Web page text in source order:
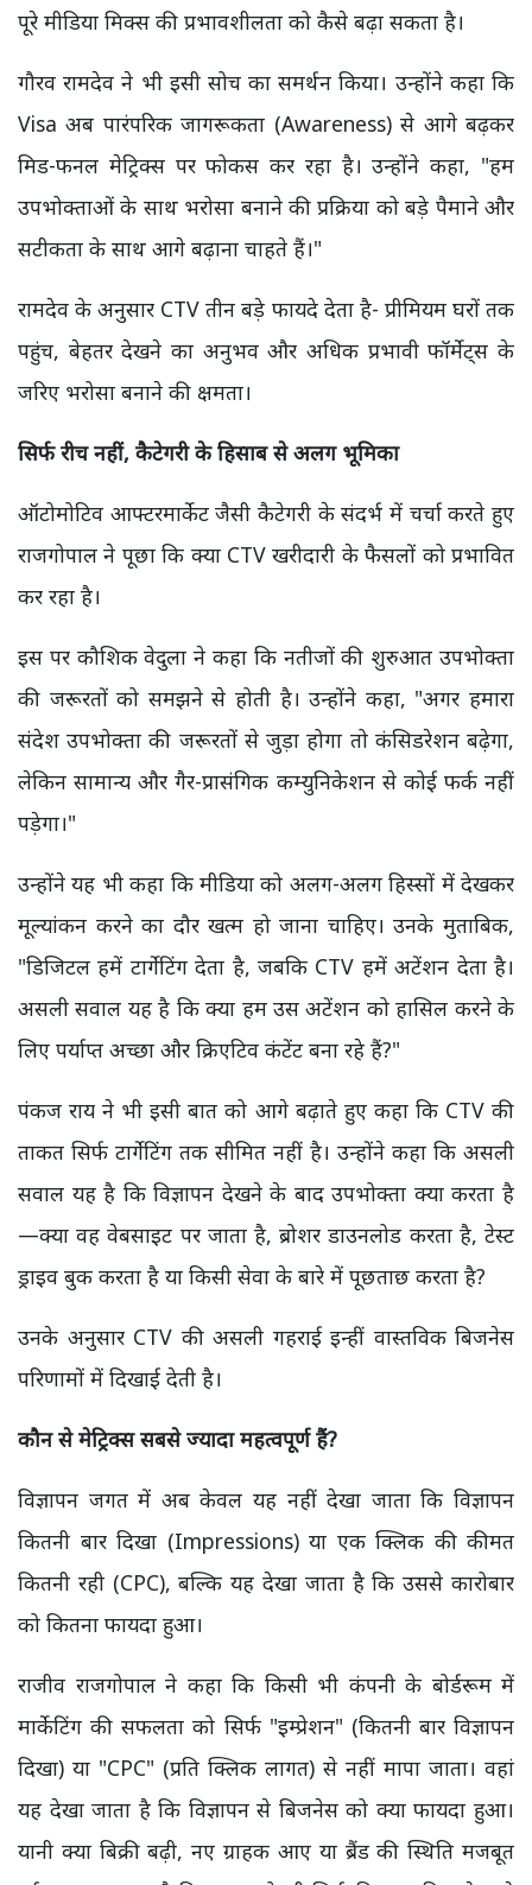
पूरे मीडिया मिक्स की प्रभावशीलता को कैसे बढ़ा सकता है।
गौरव रामदेव ने भी इसी सोच का समर्थन किया। उन्होंने कहा कि
Visa अब पारंपरिक जागरूकता (Awareness) से आगे बढ़कर
मिड-फनल मेट्रिक्स पर फोकस कर रहा है। उन्होंने कहा, "हम
उपभोक्ताओं के साथ भरोसा बनाने की प्रक्रिया को बड़े पैमाने और
सटीकता के साथ आगे बढ़ाना चाहते हैं।"
रामदेव के अनुसार CTV तीन बड़े फायदे देता है- प्रीमियम घरों तक
पहुंच, बेहतर देखने का अनुभव और अधिक प्रभावी फॉर्मेट्स के
जरिए भरोसा बनाने की क्षमता।
सिर्फ रीच नहीं, कैटेगरी के हिसाब से अलग भूमिका
ऑटोमोटिव आफ्टरमार्केट जैसी कैटेगरी के संदर्भ में चर्चा करते हुए
राजगोपाल ने पूछा कि क्या CTV खरीदारी के फैसलों को प्रभावित
कर रहा है।
इस पर कौशिक वेदुला ने कहा कि नतीजों की शुरुआत उपभोक्ता
की जरूरतों को समझने से होती है। उन्होंने कहा, "अगर हमारा
संदेश उपभोक्ता की जरूरतों से जुड़ा होगा तो कंसिडरेशन बढ़ेगा,
लेकिन सामान्य और गैर-प्रासंगिक कम्युनिकेशन से कोई फर्क नहीं
पड़ेगा।"
उन्होंने यह भी कहा कि मीडिया को अलग-अलग हिस्सों में देखकर
मूल्यांकन करने का दौर खत्म हो जाना चाहिए। उनके मुताबिक,
"डिजिटल हमें टार्गेटिंग देता है, जबकि CTV हमें अटेंशन देता है।
असली सवाल यह है कि क्या हम उस अटेंशन को हासिल करने के
लिए पर्याप्त अच्छा और क्रिएटिव कंटेंट बना रहे हैं?"
पंकज राय ने भी इसी बात को आगे बढ़ाते हुए कहा कि CTV की
ताकत सिर्फ टार्गेटिंग तक सीमित नहीं है। उन्होंने कहा कि असली
सवाल यह है कि विज्ञापन देखने के बाद उपभोक्ता क्या करता है
—क्या वह वेबसाइट पर जाता है, ब्रोशर डाउनलोड करता है, टेस्ट
ड्राइव बुक करता है या किसी सेवा के बारे में पूछताछ करता है?
उनके अनुसार CTV की असली गहराई इन्हीं वास्तविक बिजनेस
परिणामों में दिखाई देती है।
कौन से मेट्रिक्स सबसे ज्यादा महत्वपूर्ण हैं?
विज्ञापन जगत में अब केवल यह नहीं देखा जाता कि विज्ञापन
कितनी बार दिखा (Impressions) या एक क्लिक की कीमत
कितनी रही (CPC), बल्कि यह देखा जाता है कि उससे कारोबार
को कितना फायदा हुआ।
राजीव राजगोपाल ने कहा कि किसी भी कंपनी के बोर्डरूम में
मार्केटिंग की सफलता को सिर्फ "इम्प्रेशन" (कितनी बार विज्ञापन
दिखा) या "CPC" (प्रति क्लिक लागत) से नहीं मापा जाता। वहां
यह देखा जाता है कि विज्ञापन से बिजनेस को क्या फायदा हुआ।
यानी क्या बिक्री बढ़ी, नए ग्राहक आए या ब्रैंड की स्थिति मजबूत